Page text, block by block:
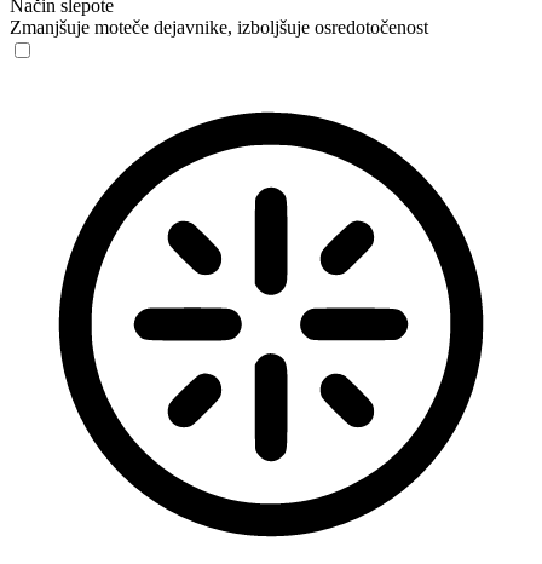
Način slepote
Zmanjšuje moteče dejavnike, izboljšuje osredotočenost